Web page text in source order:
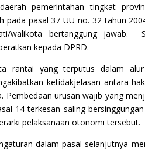
pemerintahan tingkat
pada pasal 37 UU no. 32 tahun
walikota bertanggung jawab.
kepada DPRD.
rantai yang terputus dalam
ketidakjelasan antara
Pembedaan urusan wajib yang
14 terkesan saling
pelaksanaan otonomi tersebut.
dalam pasal selanjutnya